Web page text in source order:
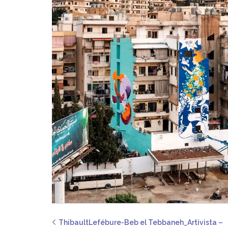
ThibaultLefébure-Beb el Tebbaneh_Artivista –